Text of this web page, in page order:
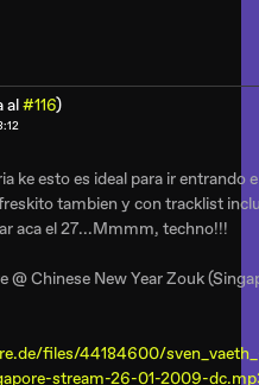
al#116)
ke esto es ideal para ir entrando
tambien y con tracklist
aca el 27...Mmmm, techno!!!
@ Chinese New Year Zouk
files/44184600/
stream-26-01-2009-